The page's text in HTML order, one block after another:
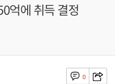
억에 취득 결정
0